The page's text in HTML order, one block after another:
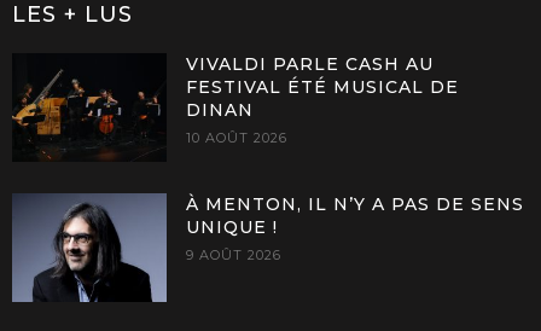
LES + LUS
VIVALDI PARLE CASH AU
FESTIVAL ÉTÉ MUSICAL DE
DINAN
10 AOÛT 2026
À MENTON, IL N’Y A PAS DE SENS
UNIQUE !
9 AOÛT 2026